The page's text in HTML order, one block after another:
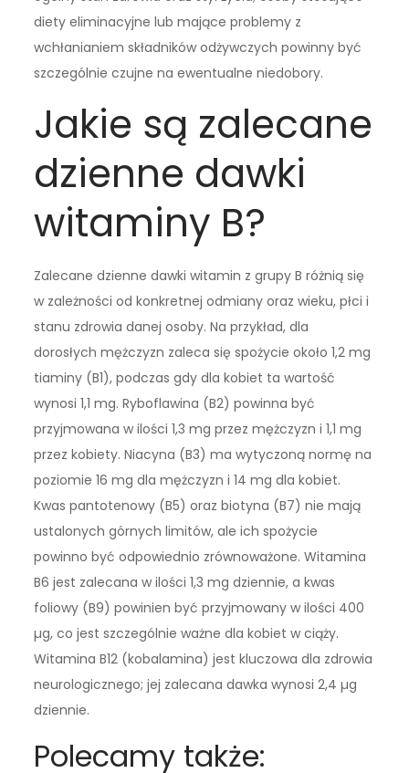
diety eliminacyjne lub mające problemy z
wchłanianiem składników odżywczych powinny być
szczególnie czujne na ewentualne niedobory.
Jakie są zalecane
dzienne dawki
witaminy B?
Zalecane dzienne dawki witamin z grupy B różnią się
w zależności od konkretnej odmiany oraz wieku, płci i
stanu zdrowia danej osoby. Na przykład, dla
dorosłych mężczyzn zaleca się spożycie około 1,2 mg
tiaminy (B1), podczas gdy dla kobiet ta wartość
wynosi 1,1 mg. Ryboflawina (B2) powinna być
przyjmowana w ilości 1,3 mg przez mężczyzn i 1,1 mg
przez kobiety. Niacyna (B3) ma wytyczoną normę na
poziomie 16 mg dla mężczyzn i 14 mg dla kobiet.
Kwas pantotenowy (B5) oraz biotyna (B7) nie mają
ustalonych górnych limitów, ale ich spożycie
powinno być odpowiednio zrównoważone. Witamina
B6 jest zalecana w ilości 1,3 mg dziennie, a kwas
foliowy (B9) powinien być przyjmowany w ilości 400
µg, co jest szczególnie ważne dla kobiet w ciąży.
Witamina B12 (kobalamina) jest kluczowa dla zdrowia
neurologicznego; jej zalecana dawka wynosi 2,4 µg
dziennie.
Polecamy także: